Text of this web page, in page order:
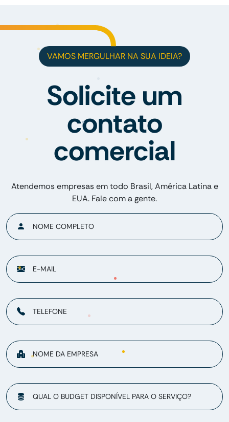
VAMOS MERGULHAR NA SUA IDEIA?
Solicite um
contato
comercial
Atendemos empresas em todo Brasil, América Latina e
EUA. Fale com a gente.
NOME COMPLETO
E-MAIL
TELEFONE
NOME DA EMPRESA
QUAL O BUDGET DISPONÍVEL PARA O SERVIÇO?